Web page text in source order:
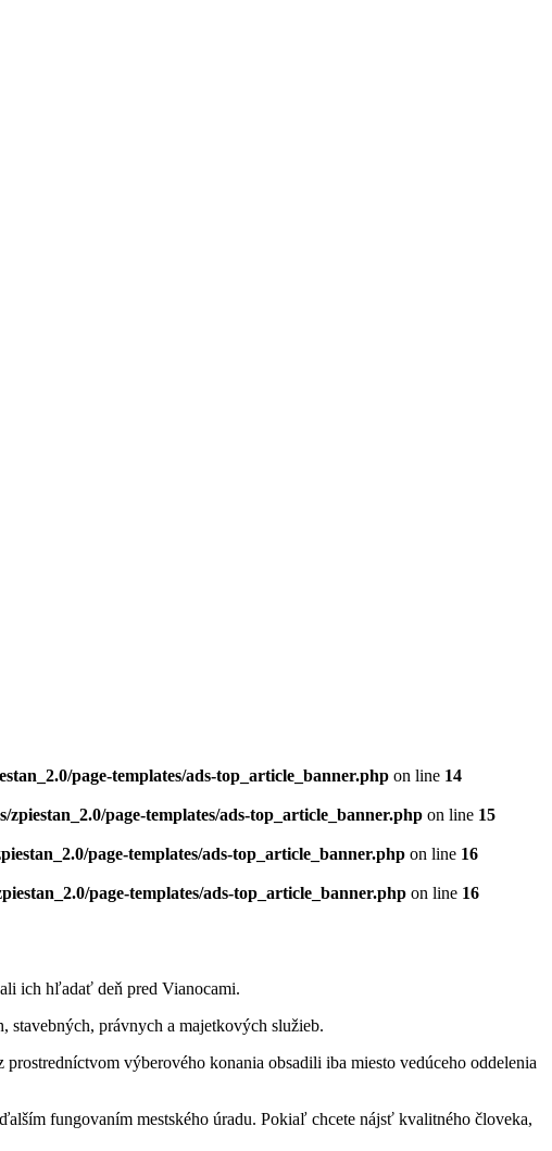
page-templates/ads-top_article_banner.php on line 14
zpiestan_2.0/page-templates/ads-top_article_banner.php on line 15
page-templates/ads-top_article_banner.php on line 16
page-templates/ads-top_article_banner.php on line 16
ich hľadať deň pred Vianocami.
stavebných, právnych a majetkových služieb.
výberového konania obsadili iba miesto vedúceho oddelenia
fungovaním mestského úradu. Pokiaľ chcete nájsť kvalitného človeka,